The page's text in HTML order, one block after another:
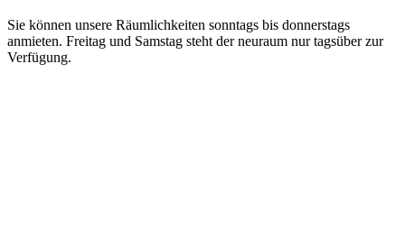
Sie können unsere Räumlichkeiten sonntags bis donnerstags
anmieten. Freitag und Samstag steht der neuraum nur tagsüber zur
Verfügung.